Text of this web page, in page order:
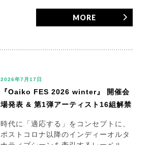
MORE
2026年7月17日
『Oaiko FES 2026 winter』 開催会
場発表 & 第1弾アーティスト16組解禁
時代に「適応する」をコンセプトに、
ポストコロナ以降のインディーオルタ